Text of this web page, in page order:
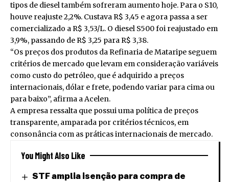
tipos de diesel também sofreram aumento hoje. Para o S10,
houve reajuste 2,2%. Custava R$ 3,45 e agora passa a ser
comercializado a R$ 3,53/L. O diesel S500 foi reajustado em
3,9%, passando de R$ 3,25 para R$ 3,38.
“Os preços dos produtos da Refinaria de Mataripe seguem
critérios de mercado que levam em consideração variáveis
como custo do petróleo, que é adquirido a preços
internacionais, dólar e frete, podendo variar para cima ou
para baixo”, afirma a Acelen.
A empresa ressalta que possui uma política de preços
transparente, amparada por critérios técnicos, em
consonância com as práticas internacionais de mercado.
You Might Also Like
STF amplia isenção para compra de